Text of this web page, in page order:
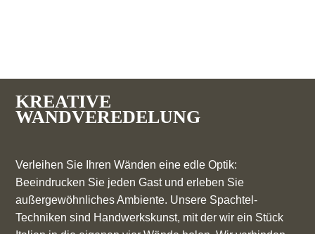
KREATIVE
WANDVEREDELUNG
Verleihen Sie Ihren Wänden eine edle Optik:
Beeindrucken Sie jeden Gast und erleben Sie
außergewöhnliches Ambiente. Unsere Spachtel-
Techniken sind Handwerkskunst, mit der wir ein Stück